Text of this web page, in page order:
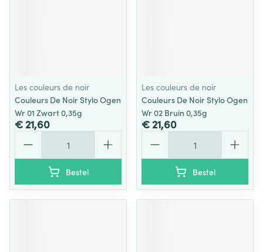
Les couleurs de noir
Couleurs De Noir Stylo Ogen
Wr 01 Zwart 0,35g
€ 21,60
Bestel
Les couleurs de noir
Couleurs De Noir Stylo Ogen
Wr 02 Bruin 0,35g
€ 21,60
Bestel